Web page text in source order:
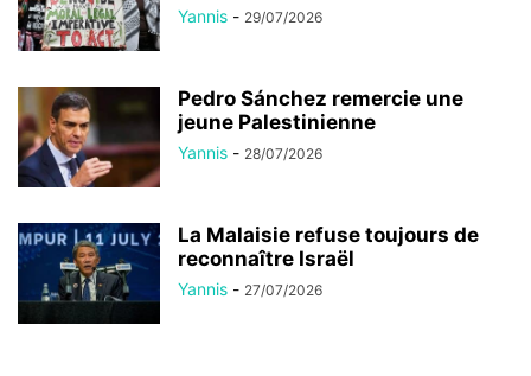
Yannis - 29/07/2026
Pedro Sánchez remercie une
jeune Palestinienne
Yannis - 28/07/2026
La Malaisie refuse toujours de
reconnaître Israël
Yannis - 27/07/2026